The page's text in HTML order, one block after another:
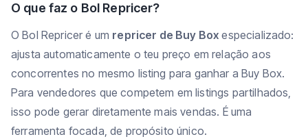
O que faz o Bol Repricer?
O Bol Repricer é um repricer de Buy Box especializado:
ajusta automaticamente o teu preço em relação aos
concorrentes no mesmo listing para ganhar a Buy Box.
Para vendedores que competem em listings partilhados,
isso pode gerar diretamente mais vendas. É uma
ferramenta focada, de propósito único.